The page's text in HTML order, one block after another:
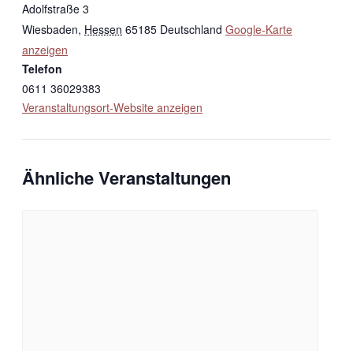
Adolfstraße 3
Wiesbaden, Hessen 65185 Deutschland Google-Karte
anzeigen
Telefon
0611 36029383
Veranstaltungsort-Website anzeigen
Ähnliche Veranstaltungen